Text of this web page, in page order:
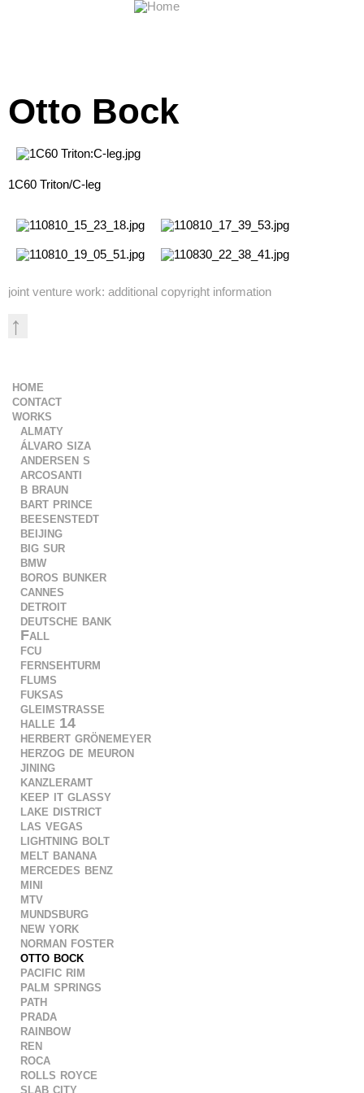
Otto Bock
1C60 Triton/C-leg
joint venture work: additional copyright information
↑
home
contact
works
almaty
álvaro siza
andersen s
arcosanti
b braun
bart prince
beesenstedt
beijing
big sur
bmw
boros bunker
cannes
detroit
deutsche bank
Fall
fcu
fernsehturm
flums
fuksas
gleimstrasse
halle 14
herbert grönemeyer
herzog de meuron
jining
kanzleramt
keep it glassy
lake district
las vegas
lightning bolt
melt banana
mercedes benz
mini
mtv
mundsburg
new york
norman foster
otto bock
pacific rim
palm springs
path
prada
rainbow
ren
roca
rolls royce
slab city